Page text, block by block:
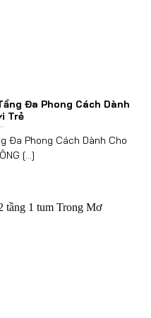
Đa Phong Cách Dành
Trẻ
Đa Phong Cách Dành Cho
[...]